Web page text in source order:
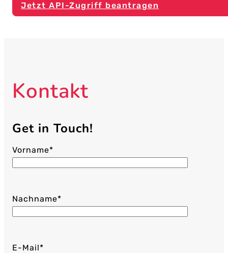
Jetzt API-Zugriff beantragen
Kontakt
Get in Touch!
Vorname*
Nachname*
E-Mail*